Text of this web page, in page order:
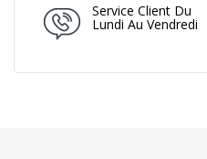
Service Client Du
Lundi Au Vendredi